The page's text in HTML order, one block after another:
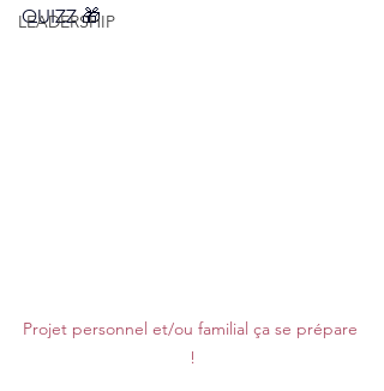
LEADERSHIP
QUIZZ 🎁
Projet personnel et/ou familial ça se prépare
!